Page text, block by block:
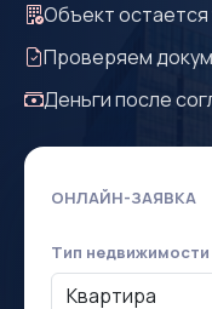
Объект остается
Проверяем
Деньги после
ОНЛАЙН-ЗАЯВКА
Тип недвижимости